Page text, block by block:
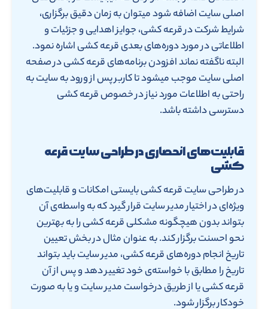
اصلی سایت اضافه شود میتوان به زمان دقیق برگزاری،
شرایط شرکت در قرعه کشی، جوایز اهدایی و جزئیات و
اطلاعاتی در مورد دوره‌های بعدی قرعه کشی اشاره نمود.
البته ناگفته نماند افزودن برنامه‌های قرعه کشی در صفحه
اصلی سایت موجب میشود تا کاربر پس از ورود به سایت به
راحتی به اطلاعات مورد نیاز در خصوص قرعه کشی
دسترسی داشته باشد.
قابلیت‌های انحصاری در طراحی سایت قرعه
کشی
در طراحی سایت قرعه کشی بایستی امکانات و قابلیت‌های
ویژه‌ای در اختیار مدیر سایت قرار گیرد که به واسطه‌ی آن
بتواند بدون هیچگونه مشکلی قرعه کشی را به بهترین
نحو احسنت برگزار کند. به عنوان مثال در بخش تعیین
تاریخ انجام دوره‌های قرعه کشی، مدیر سایت باید بتواند
تاریخ را مطابق با خواسته‌ی خود تغییر دهد و پس از آن
قرعه کشی یا از طریق درخواست مدیر سایت و یا به صورت
خودکار برگزار شود.